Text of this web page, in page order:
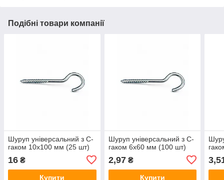
Подібні товари компанії
Шуруп універсальний з C-
гаком 10x100 мм (25 шт)
16 ₴
Купити
Шуруп універсальний з C-
гаком 6х60 мм (100 шт)
2,97₴
Купити